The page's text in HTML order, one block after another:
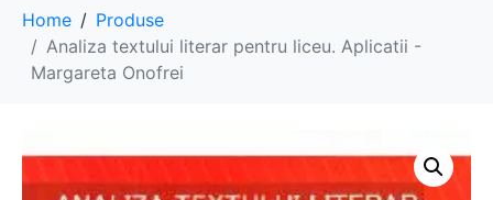
Home
Produse
Analiza textului literar pentru liceu. Aplicatii -
Margareta Onofrei